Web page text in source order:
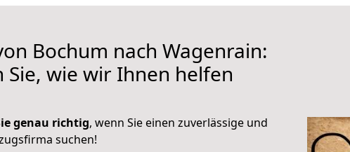
Bochum nach Wagenrain:
Sie, wie wir Ihnen helfen
genau richtig, wenn Sie einen zuverlässige und
suchen!